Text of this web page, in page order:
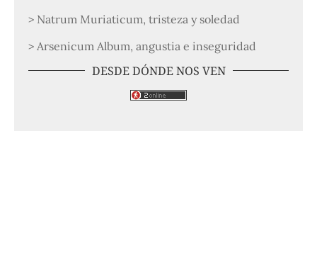
> Natrum Muriaticum, tristeza y soledad
> Arsenicum Album, angustia e inseguridad
DESDE DÓNDE NOS VEN